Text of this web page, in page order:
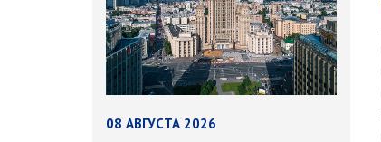
08 АВГУСТА 2026